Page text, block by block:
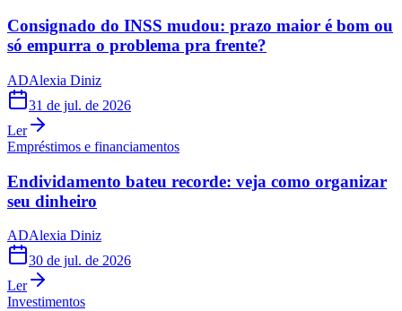
Consignado do INSS mudou: prazo maior é bom ou
só empurra o problema pra frente?
ADAlexia Diniz
31 de jul. de 2026
Ler
Empréstimos e financiamentos
Endividamento bateu recorde: veja como organizar
seu dinheiro
ADAlexia Diniz
30 de jul. de 2026
Ler
Investimentos